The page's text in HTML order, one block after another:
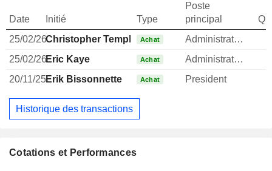
Cotations et Performances
Date Initié Type
Poste
principal
25/02/26Christopher Temple Achat Administrateur
25/02/26Eric Kaye Achat Administrateur
20/11/25Erik Bissonnette Achat President
Historique des transactions